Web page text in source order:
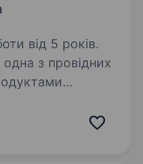
від 5 років.
шукаємо